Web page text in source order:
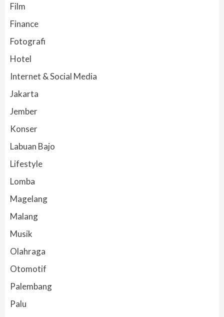
Film
Finance
Fotografi
Hotel
Internet & Social Media
Jakarta
Jember
Konser
Labuan Bajo
Lifestyle
Lomba
Magelang
Malang
Musik
Olahraga
Otomotif
Palembang
Palu